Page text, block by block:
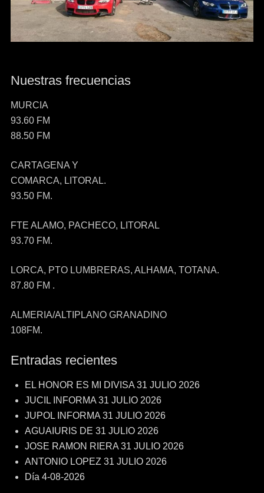
Nuestras frecuencias
MURCIA
93.60 FM
88.50 FM
CARTAGENA Y
COMARCA, LITORAL.
93.50 FM.
FTE ALAMO, PACHECO, LITORAL
93.70 FM.
LORCA, PTO LUMBRERAS, ALHAMA, TOTANA.
87.80 FM .
ALMERIA/ALTIPLANO GRANADINO
108FM.
Entradas recientes
EL HONOR ES MI DIVISA 31 JULIO 2026
JUCIL INFORMA 31 JULIO 2026
JUPOL INFORMA 31 JULIO 2026
AGUAIURIS DE 31 JULIO 2026
JOSE RAMON RIERA 31 JULIO 2026
ANTONIO LOPEZ 31 JULIO 2026
Día 4-08-2026